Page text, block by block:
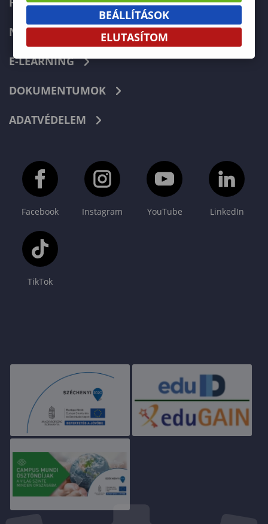
NEPTUN
E-LEARNING
DOKUMENTUMOK
ADATVÉDELEM
Facebook Instagram YouTube LinkedIn
TikTok
BEÁLLÍTÁSOK
ELUTASÍTOM